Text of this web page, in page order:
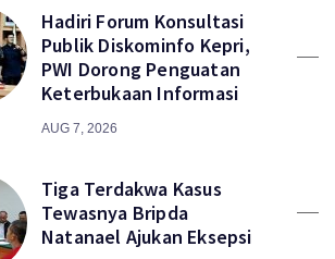
Hadiri Forum Konsultasi
Publik Diskominfo Kepri,
PWI Dorong Penguatan
Keterbukaan Informasi
AUG 7, 2026
Tiga Terdakwa Kasus
Tewasnya Bripda
Natanael Ajukan Eksepsi